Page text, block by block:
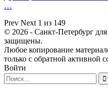
…
Prev Next 1 из 149
© 2026 - Санкт-Петербург
защищены.
Любое копирование
только с обратной активной
Войти